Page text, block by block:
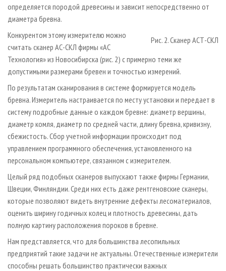
определяется породой древесины и зависит непосредственно от
диаметра бревна.
Рис. 2. Сканер АСТ-СКЛ
Конкурентом этому измерителю можно
считать сканер АС-СКЛ фирмы «АС
Технология» из Новосибирска (рис. 2) с примерно теми же
допустимыми размерами бревен и точностью измерений.
По результатам сканирования в системе формируется модель
бревна. Измеритель настраивается по месту установки и передает в
систему подробные данные о каждом бревне: диаметр вершины,
диаметр комля, диаметр по средней части, длину бревна, кривизну,
сбежистость. Сбор учетной информации происходит под
управлением программного обеспечения, установленного на
персональном компьютере, связанном с измерителем.
Целый ряд подобных сканеров выпускают также фирмы Германии,
Швеции, Финляндии. Среди них есть даже рентгеновские сканеры,
которые позволяют видеть внутренние дефекты лесоматериалов,
оценить ширину годичных колец и плотность древесины, дать
полную картину расположения пороков в бревне.
Нам представляется, что для большинства лесопильных
предприятий такие задачи не актуальны. Отечественные измерители
способны решать большинство практически важных